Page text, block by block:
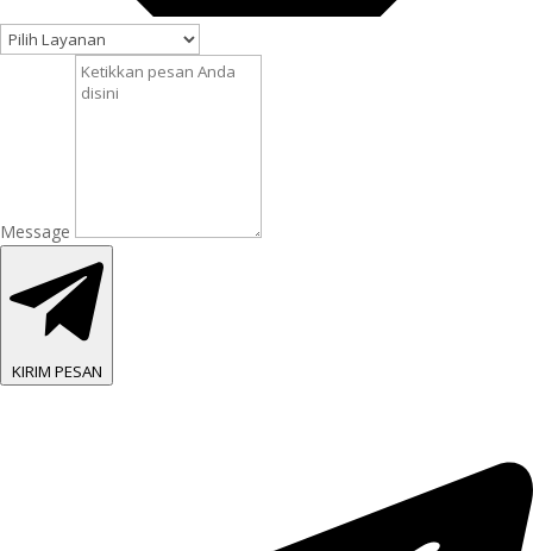
Message
KIRIM PESAN